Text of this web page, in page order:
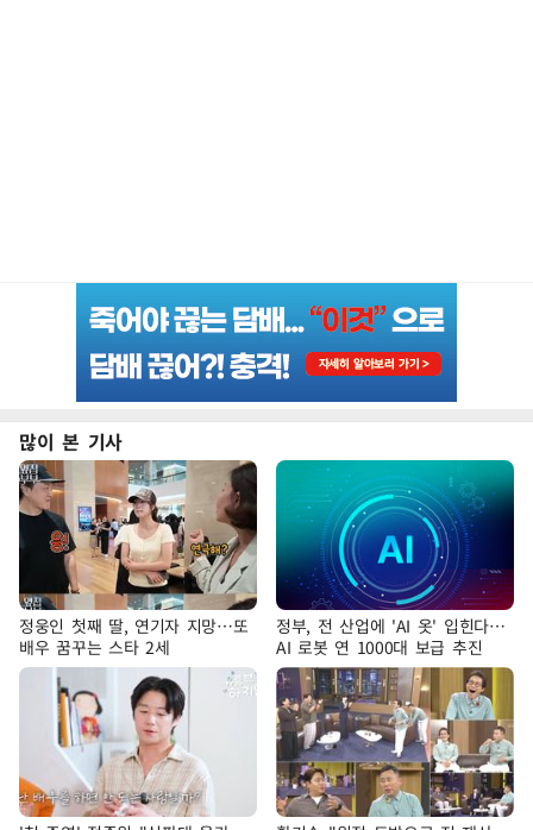
많이 본 기사
정웅인 첫째 딸, 연기자 지망…또
배우 꿈꾸는 스타 2세
정부, 전 산업에 'AI 옷' 입힌다…
AI 로봇 연 1000대 보급 추진